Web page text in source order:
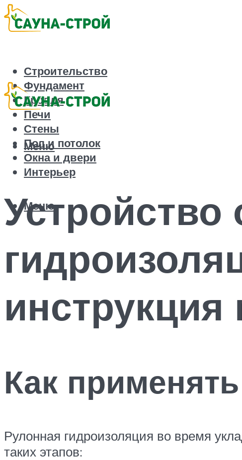
Строительство
Фундамент
Кровля
Печи
Стены
Пол и потолок
Окна и двери
Интерьер
Меню
Меню
Устройство
Как
Рулонная гидроизоляция во время
таких этапов: